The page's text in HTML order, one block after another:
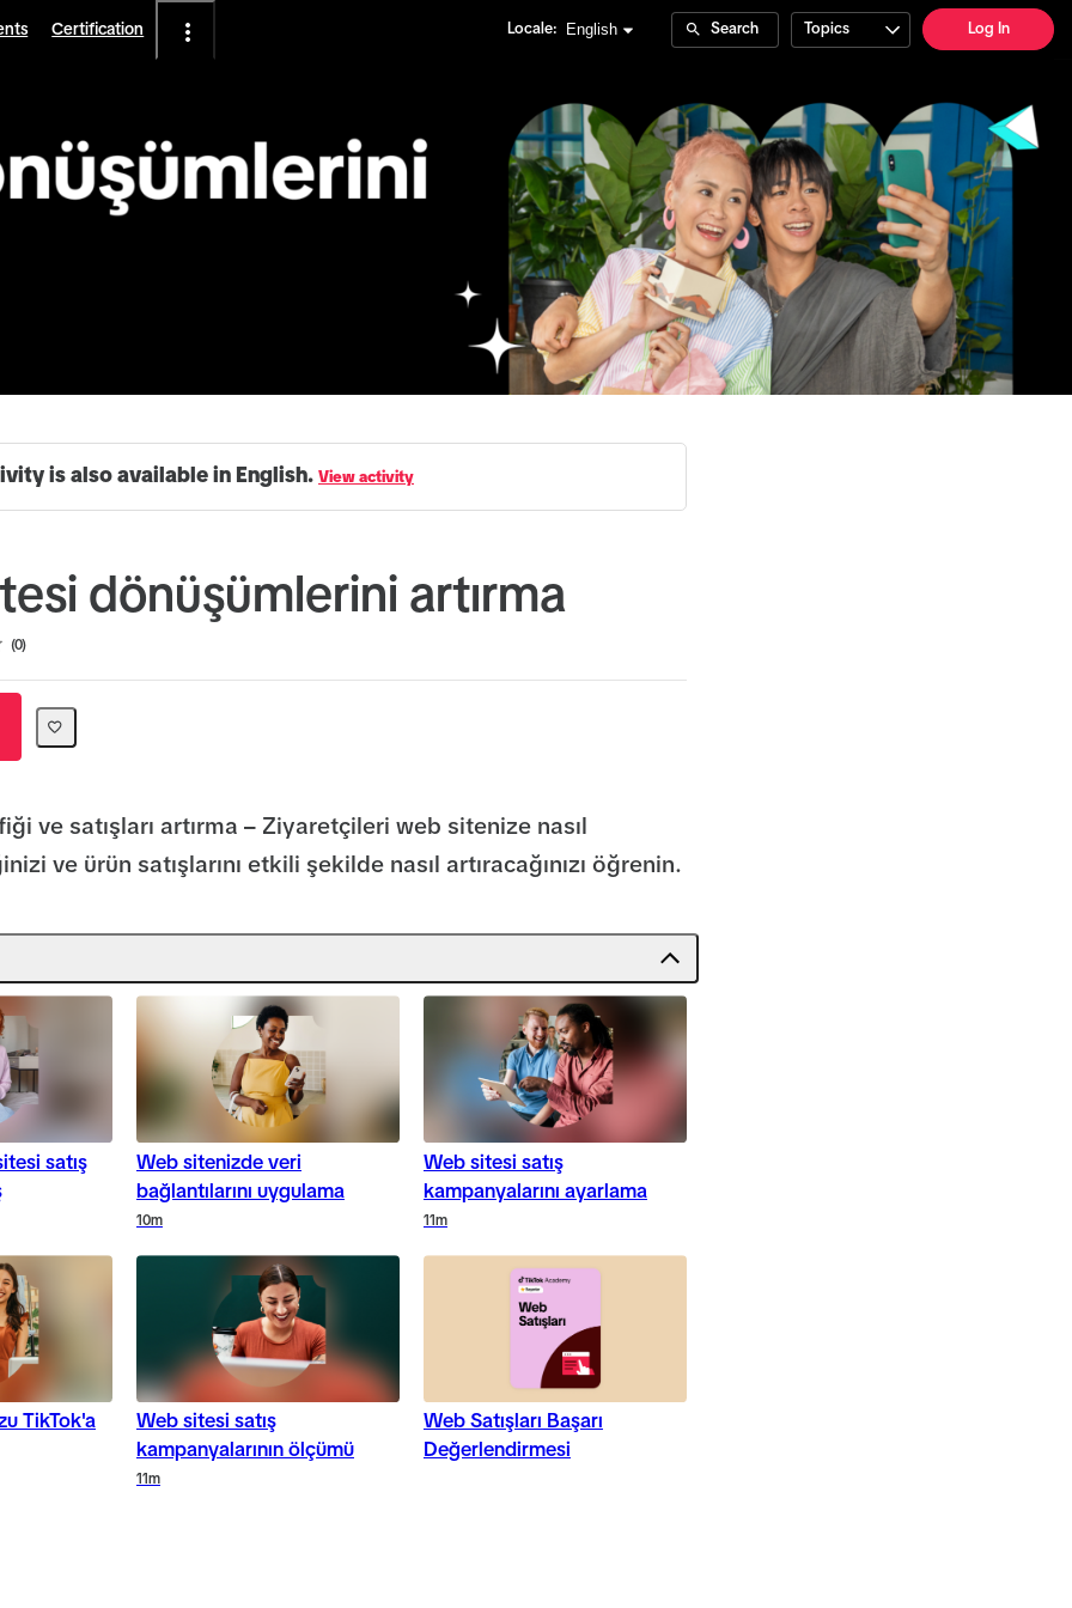
Certification Locale: English Search Topics Log In
is also available in English. View activity
dönüşümlerini artırma
0
ve satışları artırma – Ziyaretçileri web sitenize nasıl
ve ürün satışlarını etkili şekilde nasıl artıracağınızı öğrenin.
satış
Web sitenizde veri
bağlantılarını uygulama
10m
Web sitesi satış
kampanyalarını ayarlama
11m
TikTok'a
Web sitesi satış
kampanyalarının ölçümü
11m
Web Satışları Başarı
Değerlendirmesi